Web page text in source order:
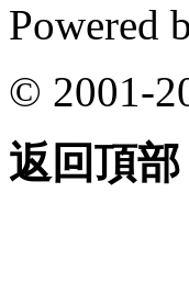
Powered
© 2001-
返回頂部